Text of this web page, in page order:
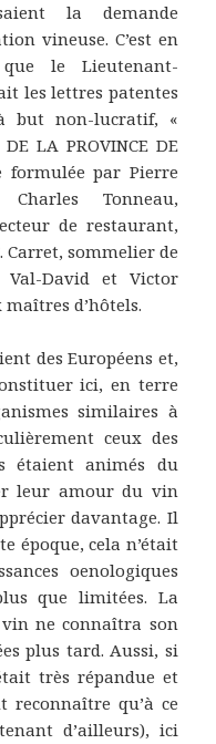
la demande
vineuse. C’est en
le Lieutenant-
les lettres patentes
but non-lucratif, «
DE LA PROVINCE DE
formulée par Pierre
Tonneau,
de restaurant,
Carret, sommelier de
Val-David et Victor
maîtres d’hôtels.
des Européens et,
ici, en terre
similaires à
ceux des
étaient animés du
leur amour du vin
davantage. Il
époque, cela n’était
oenologiques
que limitées. La
ne connaîtra son
plus tard. Aussi, si
très répandue et
reconnaître qu’à ce
d’ailleurs), ici